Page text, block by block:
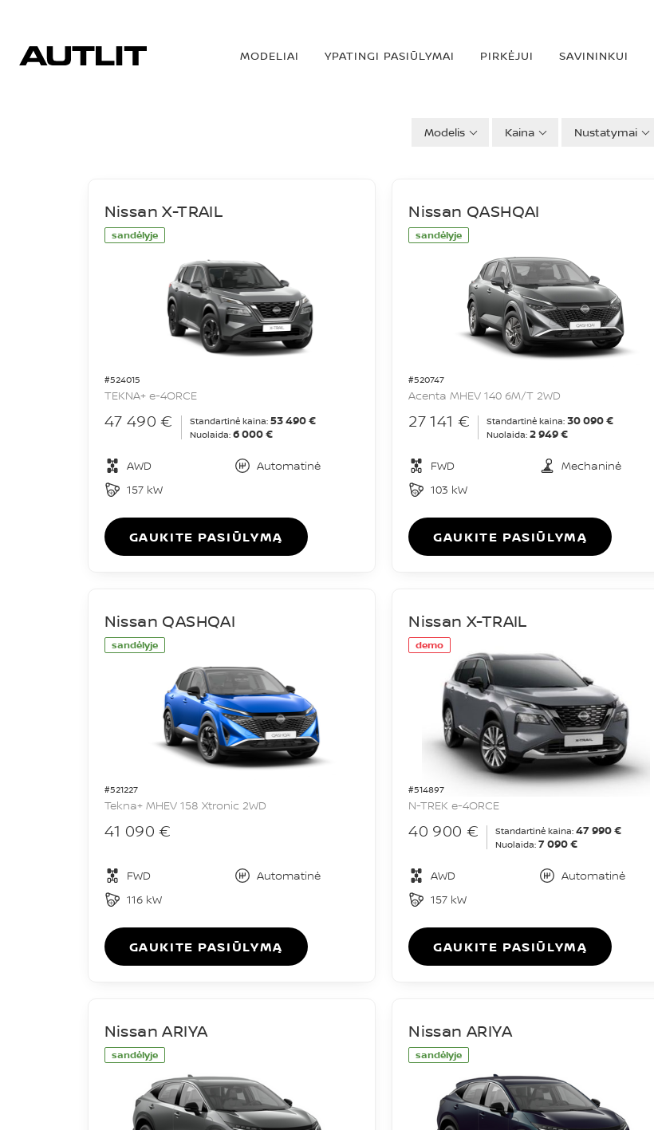
MODELIAI YPATINGI PASIŪLYMAI PIRKĖJUI SAVININKUI
Modelis Kaina Nustatymai
sandėlyje
#524015
Nissan X-TRAIL
TEKNA+ e-4ORCE
47 490 € Standartinė kaina: 53 490 €
Nuolaida: 6 000 €
AWD
Automatinė
157 kW
GAUKITE PASIŪLYMĄ
sandėlyje
#520747
Nissan QASHQAI
Acenta MHEV 140 6M/T 2WD
27 141 € Standartinė kaina: 30 090 €
Nuolaida: 2 949 €
FWD
Mechaninė
103 kW
GAUKITE PASIŪLYMĄ
sandėlyje
#521227
Nissan QASHQAI
Tekna+ MHEV 158 Xtronic 2WD
41 090 €
FWD
Automatinė
116 kW
GAUKITE PASIŪLYMĄ
demo
#514897
Nissan X-TRAIL
N-TREK e-4ORCE
40 900 € Standartinė kaina: 47 990 €
Nuolaida: 7 090 €
AWD
Automatinė
157 kW
GAUKITE PASIŪLYMĄ
sandėlyje
Nissan ARIYA
sandėlyje
Nissan ARIYA